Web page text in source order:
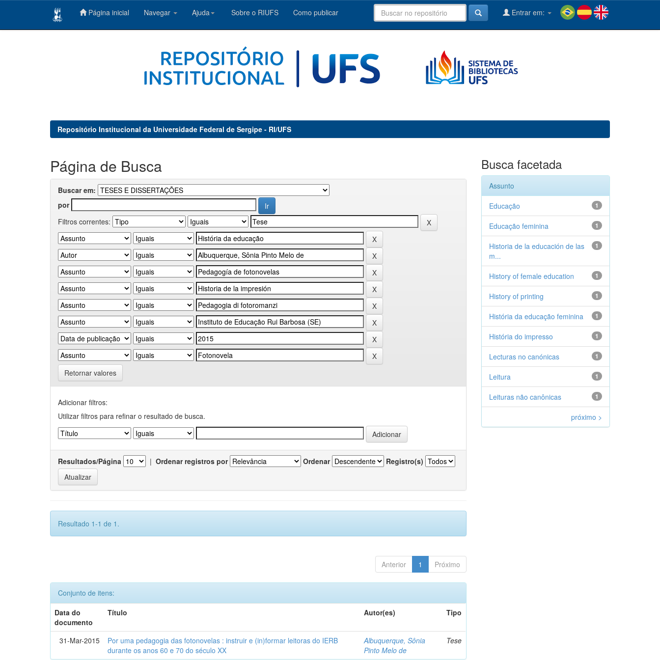
Página inicial Navegar Ajuda Sobre o RIUFS Como publicar Entrar em:
Repositório Institucional da Universidade Federal de Sergipe - RI/UFS
Página de Busca
Buscar em:
por
Filtros correntes:
Retornar valores
Adicionar filtros:
Utilizar filtros para refinar o resultado de busca.
Resultados/Página | Ordenar registros por Ordenar Registro(s)
Resultado 1-1 de 1.
Anterior 1 Próximo
Conjunto de itens:
Data do
documento
Título Autor(es) Tipo
31-Mar-2015
Por uma pedagogia das fotonovelas : instruir e (in)formar leitoras do IERB
durante os anos 60 e 70 do século XX
Albuquerque, Sônia
Pinto Melo de
Tese
Busca facetada
Assunto
1
Educação
1
Educação feminina
1
Historia de la educación de las
m...
1
History of female education
1
History of printing
1
História da educação feminina
1
História do impresso
1
Lecturas no canónicas
1
Leitura
1
Leituras não canônicas
próximo >